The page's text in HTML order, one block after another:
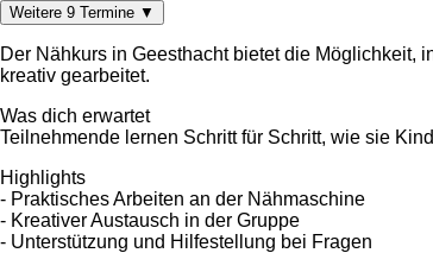
Weitere 9 Termine ▼
Der Nähkurs in Geesthacht bietet die Möglichkeit,
kreativ gearbeitet.
Was dich erwartet
Teilnehmende lernen Schritt für Schritt, wie sie
Highlights
- Praktisches Arbeiten an der Nähmaschine
- Kreativer Austausch in der Gruppe
- Unterstützung und Hilfestellung bei Fragen